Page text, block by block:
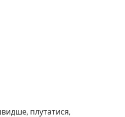
плутатися,